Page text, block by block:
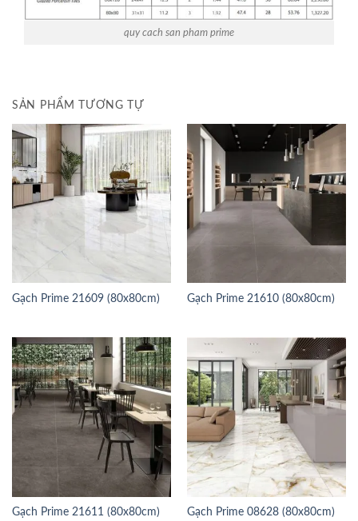
quy cach san pham prime
SẢN PHẨM TƯƠNG TỰ
Gạch Prime 21609 (80x80cm) Gạch Prime 21610 (80x80cm)
Gạch Prime 21611 (80x80cm) Gạch Prime 08628 (80x80cm)